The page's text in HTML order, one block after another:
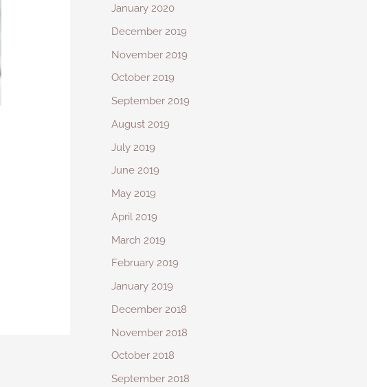
January 2020
December 2019
November 2019
October 2019
September 2019
August 2019
July 2019
June 2019
May 2019
April 2019
March 2019
February 2019
January 2019
December 2018
November 2018
October 2018
September 2018